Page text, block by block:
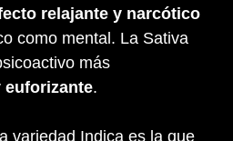
relajante y narcótico
como mental. La Sativa
más
euforizante.
variedad Indica es la que